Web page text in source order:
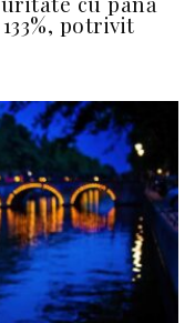
potrivit